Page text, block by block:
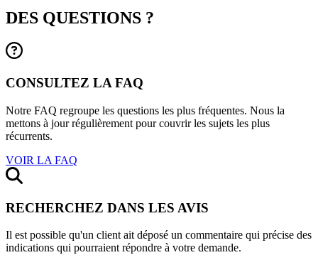
DES QUESTIONS ?
CONSULTEZ LA FAQ
Notre FAQ regroupe les questions les plus fréquentes. Nous la
mettons à jour régulièrement pour couvrir les sujets les plus
récurrents.
VOIR LA FAQ
RECHERCHEZ DANS LES AVIS
Il est possible qu'un client ait déposé un commentaire qui précise des
indications qui pourraient répondre à votre demande.